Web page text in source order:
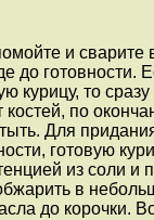
и сварите
до готовности.
курицу, то
костей, по
Для
готовую
из соли и
в
до корочки.